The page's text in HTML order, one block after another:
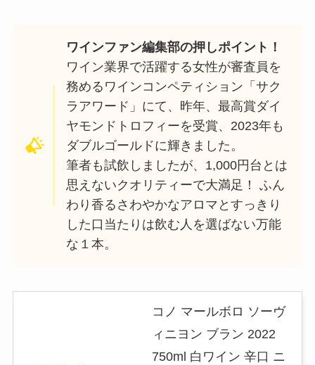
ワインファン編集部の押しポイント！
ワイン業界で活躍する女性が審査員を
務めるワインコンペティション「サク
ラアワード」にて、昨年、最高賞ダイ
ヤモンドトロフィーを受賞、2023年も
ダブルゴールドに輝きました。
筆者も試飲しましたが、1,000円台とは
思えないクオリティーで大満足！ ふん
わり香るさわやかなアロマとすっきり
した口当たりは飲む人を選ばない万能
な１本。
コノ マールボロ ソーヴ
ィニヨン ブラン 2022
750ml 白ワイン 辛口 ニ